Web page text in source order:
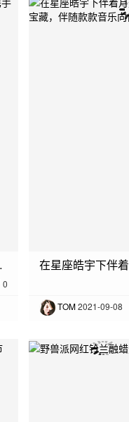
品双波超声钛注能仪开启
未来美术馆」
入中国市场
0
TOM2021-09-08